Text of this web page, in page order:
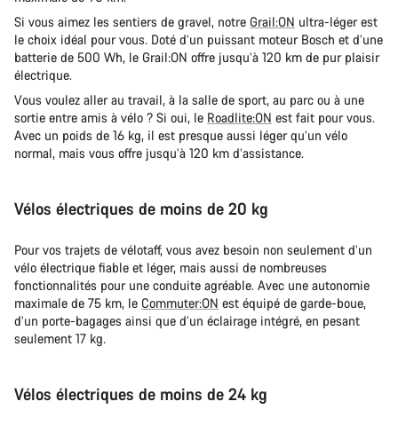
Si vous aimez les sentiers de gravel, notre Grail:ON ultra-léger est
le choix idéal pour vous. Doté d’un puissant moteur Bosch et d’une
batterie de 500 Wh, le Grail:ON offre jusqu’à 120 km de pur plaisir
électrique.
Vous voulez aller au travail, à la salle de sport, au parc ou à une
sortie entre amis à vélo ? Si oui, le Roadlite:ON est fait pour vous.
Avec un poids de 16 kg, il est presque aussi léger qu’un vélo
normal, mais vous offre jusqu’à 120 km d’assistance.
Vélos électriques de moins de 20 kg
Pour vos trajets de vélotaff, vous avez besoin non seulement d’un
vélo électrique fiable et léger, mais aussi de nombreuses
fonctionnalités pour une conduite agréable. Avec une autonomie
maximale de 75 km, le Commuter:ON est équipé de garde-boue,
d’un porte-bagages ainsi que d’un éclairage intégré, en pesant
seulement 17 kg.
Vélos électriques de moins de 24 kg